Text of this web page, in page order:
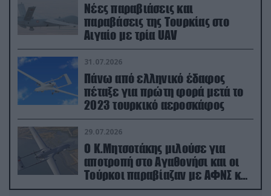
Νέες παραβιάσεις και
παραβάσεις της Τουρκίας στο
Αιγαίο με τρία UAV
31.07.2026
Πάνω από ελληνικό έδαφος
πέταξε για πρώτη φορά μετά το
2023 τουρκικό αεροσκάφος
29.07.2026
Ο Κ.Μητσοτάκης μιλούσε για
αποτροπή στο Αγαθονήσι και οι
Τούρκοι παραβίαζαν με ΑΦΝΣ και
drone